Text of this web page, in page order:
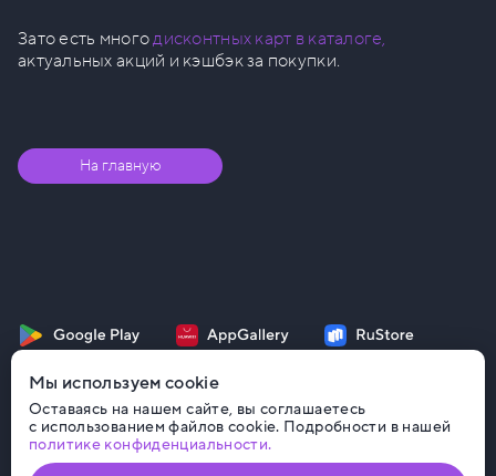
Зато есть многодисконтных карт в каталоге,
актуальных акций и кэшбэк за покупки.
На главную
Мы используем cookie
Оставаясь на нашем сайте, вы соглашаетесь
с использованием файлов cookie. Подробности в нашей
политике конфиденциальности.